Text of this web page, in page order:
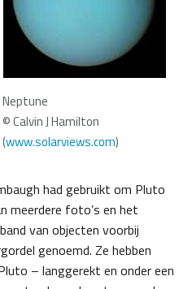
Neptune
© Calvin J Hamilton
(www.solarviews.com)
had gebruikt om Pluto
meerdere foto’s en het
van objecten voorbij
genoemd. Ze hebben
– langgerekt en onder een